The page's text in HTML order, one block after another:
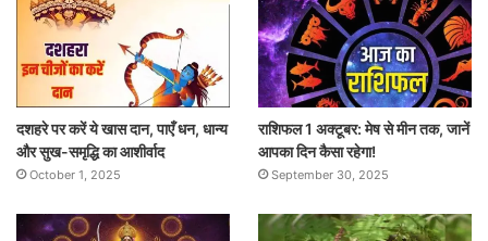
दशहरे पर करें ये खास दान, पाएँ धन, धान्य
और सुख-समृद्धि का आशीर्वाद
October 1, 2025
राशिफल 1 अक्टूबर: मेष से मीन तक, जानें
आपका दिन कैसा रहेगा!
September 30, 2025